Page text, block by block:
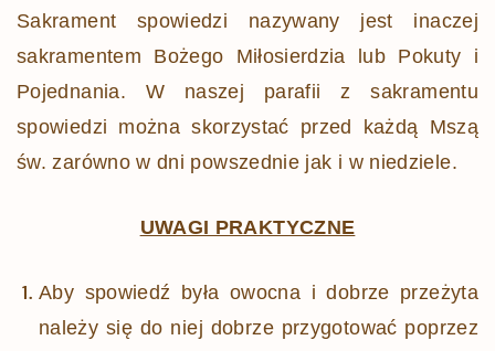
Sakrament spowiedzi nazywany jest inaczej
sakramentem Bożego Miłosierdzia lub Pokuty i
Pojednania. W naszej parafii z sakramentu
spowiedzi można skorzystać przed każdą Mszą
św. zarówno w dni powszednie jak i w niedziele.
UWAGI PRAKTYCZNE
Aby spowiedź była owocna i dobrze przeżyta
należy się do niej dobrze przygotować poprzez